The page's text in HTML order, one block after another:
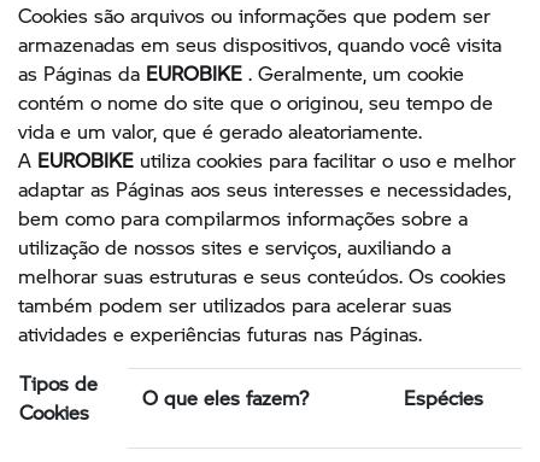
Cookies são arquivos ou informações que podem ser
armazenadas em seus dispositivos, quando você visita
as Páginas da EUROBIKE . Geralmente, um cookie
contém o nome do site que o originou, seu tempo de
vida e um valor, que é gerado aleatoriamente.
A EUROBIKE utiliza cookies para facilitar o uso e melhor
adaptar as Páginas aos seus interesses e necessidades,
bem como para compilarmos informações sobre a
utilização de nossos sites e serviços, auxiliando a
melhorar suas estruturas e seus conteúdos. Os cookies
também podem ser utilizados para acelerar suas
atividades e experiências futuras nas Páginas.
Tipos de
Cookies
O que eles fazem? Espécies